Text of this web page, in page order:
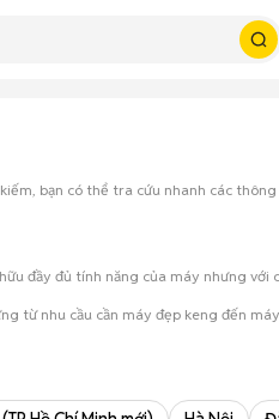
bạn có thể tra cứu nhanh các thông
đầy đủ tính năng của máy nhưng với
từ nhu cầu cần máy đẹp keng đến
để đảm bảo máy không có lỗi phát